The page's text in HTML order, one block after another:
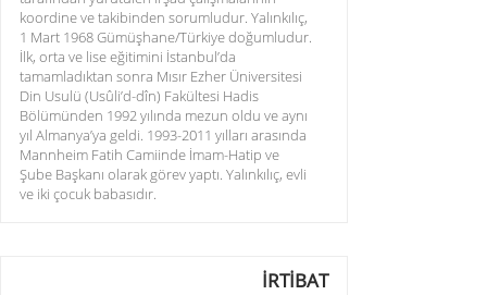
koordine ve takibinden sorumludur. Yalınkılıç,
1 Mart 1968 Gümüşhane/Türkiye doğumludur.
İlk, orta ve lise eğitimini İstanbul’da
tamamladıktan sonra Mısır Ezher Üniversitesi
Din Usulü (Usûli’d-dîn) Fakültesi Hadis
Bölümünden 1992 yılında mezun oldu ve aynı
yıl Almanya’ya geldi. 1993-2011 yılları arasında
Mannheim Fatih Camiinde İmam-Hatip ve
Şube Başkanı olarak görev yaptı. Yalınkılıç, evli
ve iki çocuk babasıdır.
İRTİBAT